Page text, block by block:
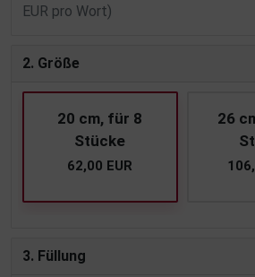
EUR pro Wort)
2. Größe
20 cm, für 8
Stücke
62,00 EUR
26
3. Füllung